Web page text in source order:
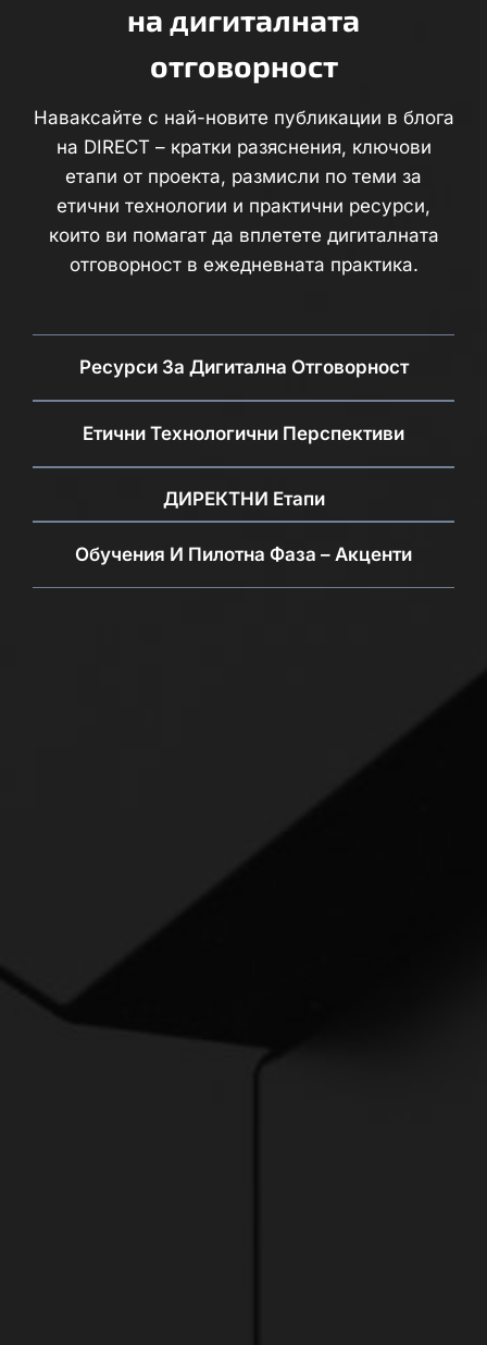
на дигиталната
отговорност
Наваксайте с най-новите публикации в блога
на DIRECT – кратки разяснения, ключови
етапи от проекта, размисли по теми за
етични технологии и практични ресурси,
които ви помагат да вплетете дигиталната
отговорност в ежедневната практика.
Ресурси За Дигитална Отговорност
Етични Технологични Перспективи
ДИРЕКТНИ Етапи
Обучения И Пилотна Фаза – Акценти